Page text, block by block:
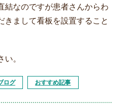
結なのですが患者さんからわ
きまして看板を設置すること
。
ログ おすすめ記事